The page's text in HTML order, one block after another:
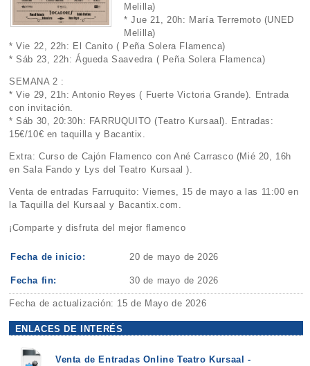
Melilla)
* Jue 21, 20h: María Terremoto (UNED
Melilla)
* Vie 22, 22h: El Canito ( Peña Solera Flamenca)
* Sáb 23, 22h: Águeda Saavedra ( Peña Solera Flamenca)
SEMANA 2 :
* Vie 29, 21h: Antonio Reyes ( Fuerte Victoria Grande). Entrada
con invitación.
* Sáb 30, 20:30h: FARRUQUITO (Teatro Kursaal). Entradas:
15€/10€ en taquilla y Bacantix.
Extra: Curso de Cajón Flamenco con Ané Carrasco (Mié 20, 16h
en Sala Fando y Lys del Teatro Kursaal ).
Venta de entradas Farruquito: Viernes, 15 de mayo a las 11:00 en
la Taquilla del Kursaal y Bacantix.com.
¡Comparte y disfruta del mejor flamenco
Fecha de inicio: 20 de mayo de 2026
Fecha fin: 30 de mayo de 2026
Fecha de actualización: 15 de Mayo de 2026
ENLACES DE INTERÉS
Venta de Entradas Online Teatro Kursaal -